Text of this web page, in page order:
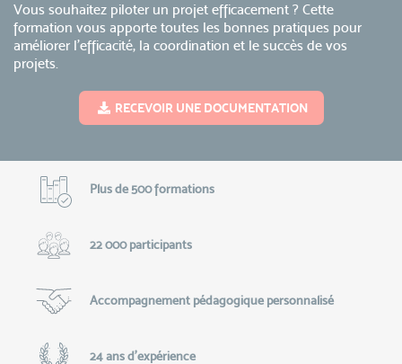
Vous souhaitez piloter un projet efficacement ? Cette
formation vous apporte toutes les bonnes pratiques pour
améliorer l’efficacité, la coordination et le succès de vos
projets.
RECEVOIR UNE DOCUMENTATION
Plus de 500 formations
22 000 participants
Accompagnement pédagogique personnalisé
24 ans d'expérience